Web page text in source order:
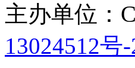
主办单位：
13024512号-